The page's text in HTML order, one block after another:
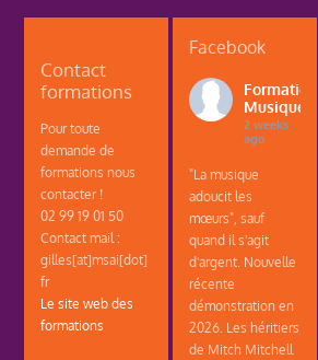
Contact
formations
Pour toute
demande de
formations nous
contacter !
02 99 19 01 50
Contact mail :
gilles[at]msai[dot]
fr
Le site web des
formations
Facebook
Formations
Musique
2 weeks
ago
"La musique
adoucit les
mœurs", sauf
quand il s'agit
d'argent. Nouvelle
récente
démonstration en
2026. Les héritiers
de Mitch Mitchell